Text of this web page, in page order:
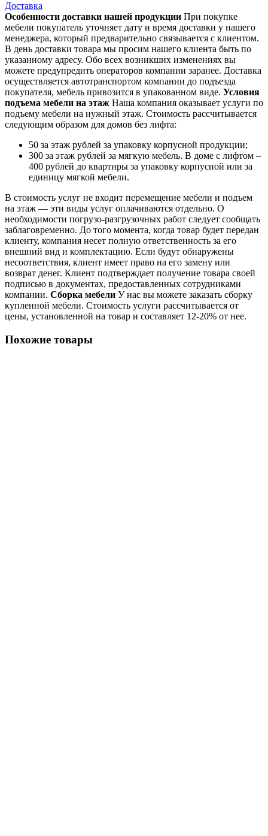
Доставка
Особенности доставки нашей продукции При покупке
мебели покупатель уточняет дату и время доставки у нашего
менеджера, который предварительно связывается с клиентом.
В день доставки товара мы просим нашего клиента быть по
указанному адресу. Обо всех возникших изменениях вы
можете предупредить операторов компании заранее. Доставка
осуществляется автотранспортом компании до подъезда
покупателя, мебель привозится в упакованном виде. Условия
подъема мебели на этаж Наша компания оказывает услуги по
подъему мебели на нужный этаж. Стоимость рассчитывается
следующим образом для домов без лифта:
50 за этаж рублей за упаковку корпусной продукции;
300 за этаж рублей за мягкую мебель. В доме с лифтом –
400 рублей до квартиры за упаковку корпусной или за
единицу мягкой мебели.
В стоимость услуг не входит перемещение мебели и подъем
на этаж — эти виды услуг оплачиваются отдельно. О
необходимости погрузо-разгрузочных работ следует сообщать
заблаговременно. До того момента, когда товар будет передан
клиенту, компания несет полную ответственность за его
внешний вид и комплектацию. Если будут обнаружены
несоответствия, клиент имеет право на его замену или
возврат денег. Клиент подтверждает получение товара своей
подписью в документах, предоставленных сотрудниками
компании. Сборка мебели У нас вы можете заказать сборку
купленной мебели. Стоимость услуги рассчитывается от
цены, установленной на товар и составляет 12-20% от нее.
Похожие товары